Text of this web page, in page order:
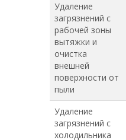
Удаление
загрязнений с
рабочей зоны
вытяжки и
очистка
внешней
поверхности от
пыли
Удаление
загрязнений с
холодильника